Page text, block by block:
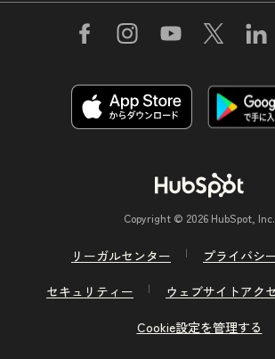
Copyright © 2026 HubSpot, Inc.
リーガルセンター
プライバシ
セキュリティー
ウェブサイトアク
Cookie設定を管理する